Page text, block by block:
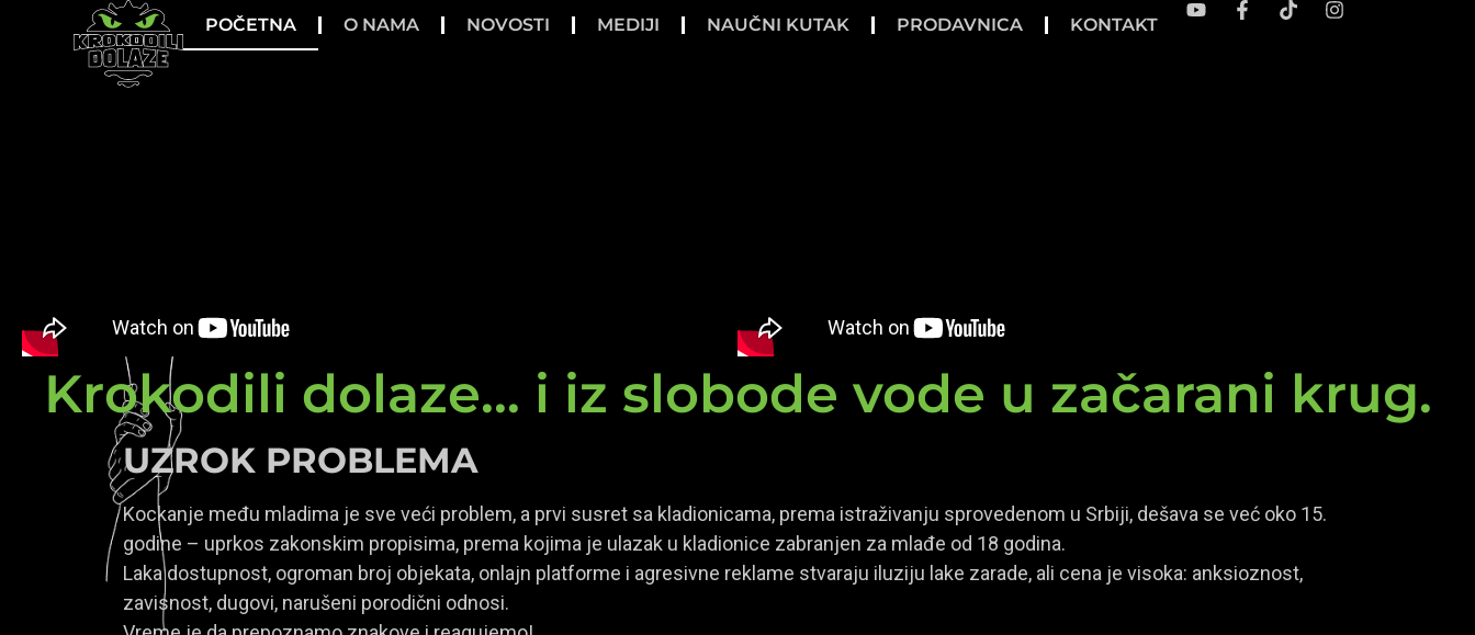
POČETNA O NAMA NOVOSTI MEDIJI NAUČNI KUTAK PRODAVNICA KONTAKT
Krokodili dolaze... i iz slobode vode u začarani krug.
UZROK PROBLEMA
Kockanje među mladima je sve veći problem, a prvi susret sa kladionicama, prema istraživanju sprovedenom u Srbiji, dešava se već oko 15.
godine – uprkos zakonskim propisima, prema kojima je ulazak u kladionice zabranjen za mlađe od 18 godina.
Laka dostupnost, ogroman broj objekata, onlajn platforme i agresivne reklame stvaraju iluziju lake zarade, ali cena je visoka: anksioznost,
zavisnost, dugovi, narušeni porodični odnosi.